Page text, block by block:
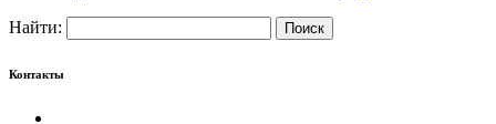
Найти:
Контакты